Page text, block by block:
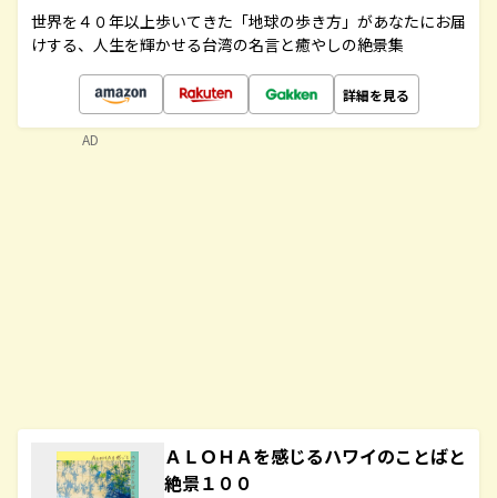
世界を４０年以上歩いてきた「地球の歩き方」があなたにお届
けする、人生を輝かせる台湾の名言と癒やしの絶景集
詳細を見る
ＡＬＯＨＡを感じるハワイのことばと
絶景１００
AD